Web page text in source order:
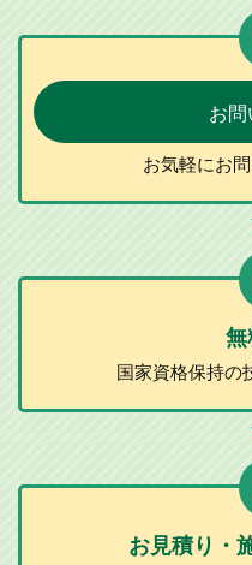
お
お気軽にお
国家資格保持の
お見積り・